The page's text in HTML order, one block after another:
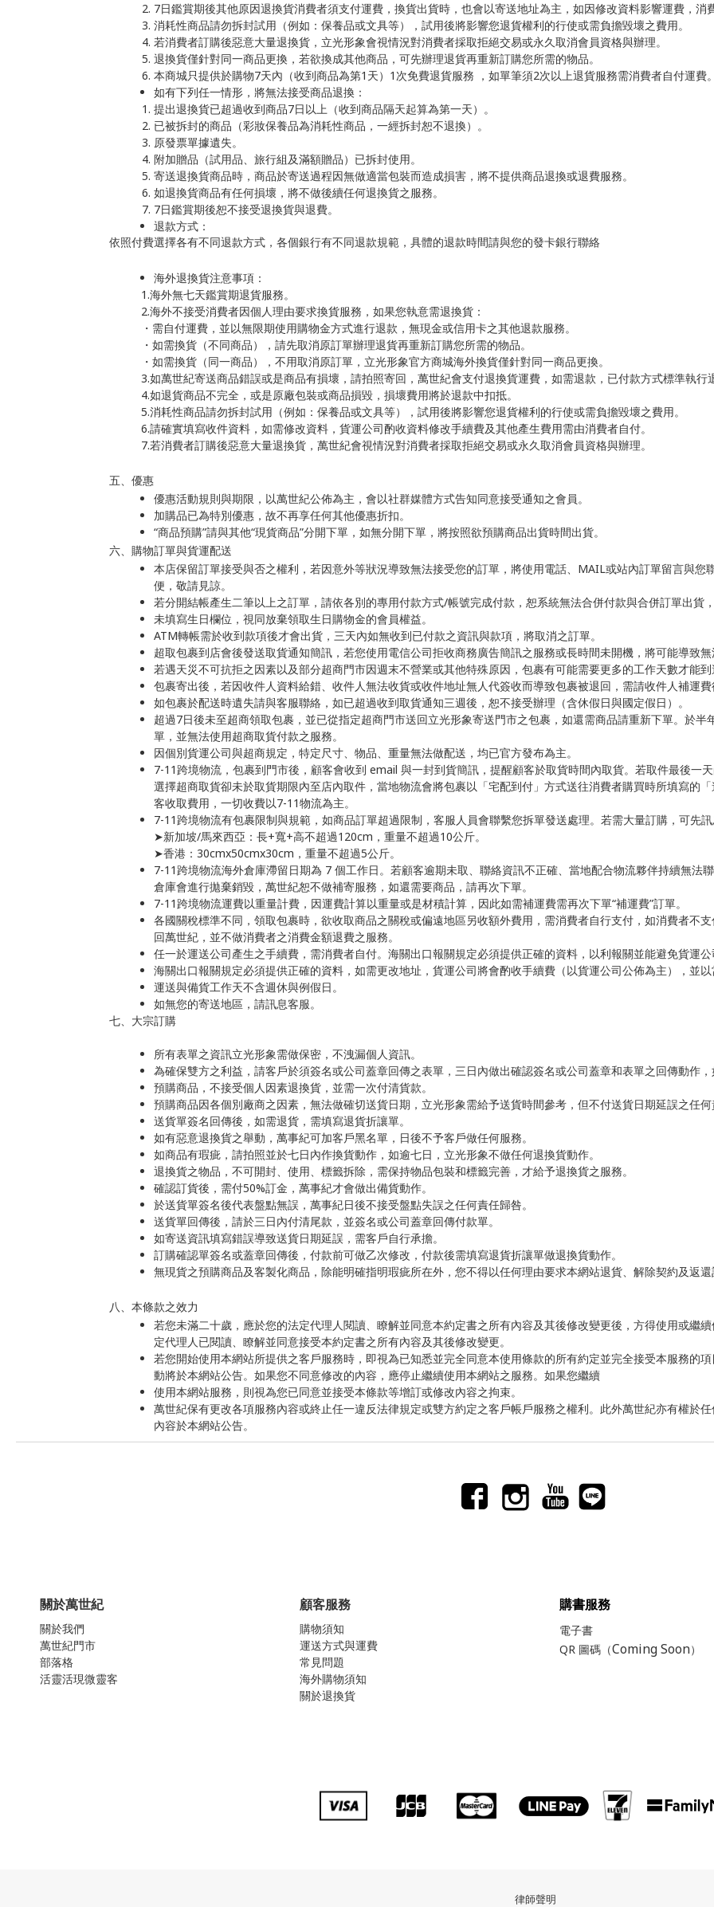
7日鑑賞期後其他原因退換貨消費者須支付運費，換貨出貨時，也會以寄送地址為主，如因修改資料影響運費，消
消耗性商品請勿拆封試用（例如：保養品或文具等），試用後將影響您退貨權利的行使或需負擔毀壞之費用。
若消費者訂購後惡意大量退換貨，立光形象會視情況對消費者採取拒絕交易或永久取消會員資格與辦理。
退換貨僅針對同一商品更換，若欲換成其他商品，可先辦理退貨再重新訂購您所需的物品。
本商城只提供於購物7天內（收到商品為第1天）1次免費退貨服務 ，如單筆須2次以上退貨服務需消費者自付運費。
如有下列任一情形，將無法接受商品退換：
提出退換貨已超過收到商品7日以上（收到商品隔天起算為第一天）。
已被拆封的商品（彩妝保養品為消耗性商品，一經拆封恕不退換）。
原發票單據遺失。
附加贈品（試用品、旅行組及滿額贈品）已拆封使用。
寄送退換貨商品時，商品於寄送過程因無做適當包裝而造成損害，將不提供商品退換或退費服務。
如退換貨商品有任何損壞，將不做後續任何退換貨之服務。
7日鑑賞期後恕不接受退換貨與退費。
退款方式：
依照付費選擇各有不同退款方式，各個銀行有不同退款規範，具體的退款時間請與您的發卡銀行聯絡
海外退換貨注意事項：
1.海外無七天鑑賞期退貨服務。
2.海外不接受消費者因個人理由要求換貨服務，如果您執意需退換貨：
・需自付運費，並以無限期使用購物金方式進行退款，無現金或信用卡之其他退款服務。
・如需換貨（不同商品），請先取消原訂單辦理退貨再重新訂購您所需的物品。
・如需換貨（同一商品），不用取消原訂單，立光形象官方商城海外換貨僅針對同一商品更換。
3.如萬世紀寄送商品錯誤或是商品有損壞，請拍照寄回，萬世紀會支付退換貨運費，如需退款，已付款方式標準執行
4.如退貨商品不完全，或是原廠包裝或商品損毀，損壞費用將於退款中扣抵。
5.消耗性商品請勿拆封試用（例如：保養品或文具等），試用後將影響您退貨權利的行使或需負擔毀壞之費用。
6.請確實填寫收件資料，如需修改資料，貨運公司酌收資料修改手續費及其他產生費用需由消費者自付。
7.若消費者訂購後惡意大量退換貨，萬世紀會視情況對消費者採取拒絕交易或永久取消會員資格與辦理。
五、優惠
優惠活動規則與期限，以萬世紀公佈為主，會以社群媒體方式告知同意接受通知之會員。
加購品已為特別優惠，故不再享任何其他優惠折扣。
“商品預購”請與其他“現貨商品”分開下單，如無分開下單，將按照欲預購商品出貨時間出貨。
六、購物訂單與貨運配送
本店保留訂單接受與否之權利，若因意外等狀況導致無法接受您的訂單，將使用電話、MAIL或站內訂單留言與您
便，敬請見諒。
若分開結帳產生二筆以上之訂單，請依各別的專用付款方式/帳號完成付款，恕系統無法合併付款與合併訂單出貨，
未填寫生日欄位，視同放棄領取生日購物金的會員權益。
ATM轉帳需於收到款項後才會出貨，三天內如無收到已付款之資訊與款項，將取消之訂單。
超取包裹到店會後發送取貨通知簡訊，若您使用電信公司拒收商務廣告簡訊之服務或長時間未開機，將可能導致無
若遇天災不可抗拒之因素以及部分超商門市因週末不營業或其他特殊原因，包裹有可能需要更多的工作天數才能到
包裹寄出後，若因收件人資料給錯、收件人無法收貨或收件地址無人代簽收而導致包裹被退回，需請收件人補運費
如包裹於配送時遺失請與客服聯絡，如已超過收到取貨通知三週後，恕不接受辦理（含休假日與國定假日）。
超過7日後未至超商領取包裹，並已從指定超商門市送回立光形象寄送門市之包裹，如還需商品請重新下單。於半
單，並無法使用超商取貨付款之服務。
因個別貨運公司與超商規定，特定尺寸、物品、重量無法做配送，均已官方發布為主。
7-11跨境物流，包裹到門市後，顧客會收到 email 與一封到貨簡訊，提醒顧客於取貨時間內取貨。若取件最後一
選擇超商取貨卻未於取貨期限內至店內取件，當地物流會將包裹以「宅配到付」方式送往消費者購買時所填寫的
客收取費用，一切收費以7-11物流為主。
7-11跨境物流有包裹限制與規範，如商品訂單超過限制，客服人員會聯繫您拆單發送處理。若需大量訂購，可先訊
➤新加坡/馬來西亞：長+寬+高不超過120cm，重量不超過10公斤。
➤香港：30cmx50cmx30cm，重量不超過5公斤。
7-11跨境物流海外倉庫滯留日期為 7 個工作日。若顧客逾期未取、聯絡資訊不正確、當地配合物流夥伴持續無法
倉庫會進行拋棄銷毀，萬世紀恕不做補寄服務，如還需要商品，請再次下單。
7-11跨境物流運費以重量計費，因運費計算以重量或是材積計算，因此如需補運費需再次下單“補運費”訂單。
各國關稅標準不同，領取包裹時，欲收取商品之關稅或偏遠地區另收額外費用，需消費者自行支付，如消費者不
回萬世紀，並不做消費者之消費金額退費之服務。
任一於運送公司產生之手續費，需消費者自付。海關出口報關規定必須提供正確的資料，以利報關並能避免貨運公
海關出口報關規定必須提供正確的資料，如需更改地址，貨運公司將會酌收手續費（以貨運公司公佈為主），並以
運送與備貨工作天不含週休與例假日。
如無您的寄送地區，請訊息客服。
七、大宗訂購
所有表單之資訊立光形象需做保密，不洩漏個人資訊。
為確保雙方之利益，請客戶於須簽名或公司蓋章回傳之表單，三日內做出確認簽名或公司蓋章和表單之回傳動作
預購商品，不接受個人因素退換貨，並需一次付清貨款。
預購商品因各個別廠商之因素，無法做確切送貨日期，立光形象需給予送貨時間參考，但不付送貨日期延誤之任何
送貨單簽名回傳後，如需退貨，需填寫退貨折讓單。
如有惡意退換貨之舉動，萬事紀可加客戶黑名單，日後不予客戶做任何服務。
如商品有瑕疵，請拍照並於七日內作換貨動作，如逾七日，立光形象不做任何退換貨動作。
退換貨之物品，不可開封、使用、標籤拆除，需保持物品包裝和標籤完善，才給予退換貨之服務。
確認訂貨後，需付50%訂金，萬事紀才會做出備貨動作。
於送貨單簽名後代表盤點無誤，萬事紀日後不接受盤點失誤之任何責任歸咎。
送貨單回傳後，請於三日內付清尾款，並簽名或公司蓋章回傳付款單。
如寄送資訊填寫錯誤導致送貨日期延誤，需客戶自行承擔。
訂購確認單簽名或蓋章回傳後，付款前可做乙次修改，付款後需填寫退貨折讓單做退換貨動作。
無現貨之預購商品及客製化商品，除能明確指明瑕疵所在外，您不得以任何理由要求本網站退貨、解除契約及返還
八、本條款之效力
若您未滿二十歲，應於您的法定代理人閱讀、瞭解並同意本約定書之所有內容及其後修改變更後，方得使用或繼
定代理人已閱讀、瞭解並同意接受本約定書之所有內容及其後修改變更。
若您開始使用本網站所提供之客戶服務時，即視為已知悉並完全同意本使用條款的所有約定並完全接受本服務的
動將於本網站公告。如果您不同意修改的內容，應停止繼續使用本網站之服務。如果您繼續
使用本網站服務，則視為您已同意並接受本條款等增訂或修改內容之拘束。
萬世紀保有更改各項服務內容或終止任一違反法律規定或雙方約定之客戶帳戶服務之權利。此外萬世紀亦有權於
內容於本網站公告。
關於萬世紀
關於我們
萬世紀門市
部落格
活靈活現微靈客
顧客服務
購物須知
運送方式與運費
常見問題
海外購物須知
關於退換貨
購書服務
電子書
QR 圖碼（Coming Soon）
律師聲明